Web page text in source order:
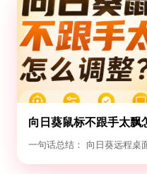
向日葵鼠标不跟手太飘
与漂移
一句话总结： 向日葵远程桌